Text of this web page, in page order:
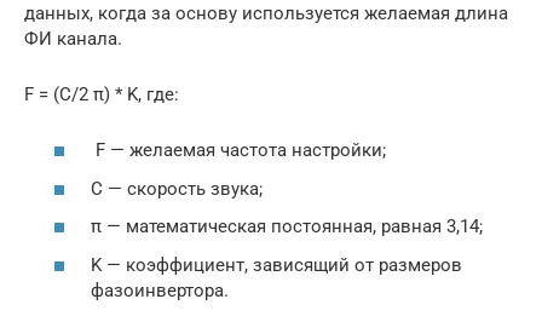
данных, когда за основу используется желаемая длина
ФИ канала.
F = (C/2 π) * K, где:
F — желаемая частота настройки;
C — скорость звука;
π — математическая постоянная, равная 3,14;
K — коэффициент, зависящий от размеров
фазоинвертора.